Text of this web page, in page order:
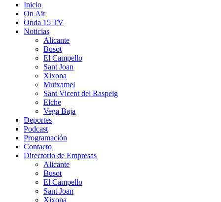
Inicio
On Air
Onda 15 TV
Noticias
Alicante
Busot
El Campello
Sant Joan
Xixona
Mutxamel
Sant Vicent del Raspeig
Elche
Vega Baja
Deportes
Podcast
Programación
Contacto
Directorio de Empresas
Alicante
Busot
El Campello
Sant Joan
Xixona